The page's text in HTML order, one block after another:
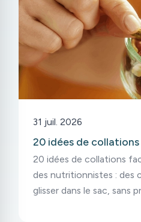
31 juil. 2026
20 idées de
20 idées de collations
des nutritionnistes : des
glisser dans le sac, sans